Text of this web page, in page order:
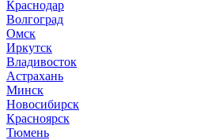
Краснодар
Волгоград
Омск
Иркутск
Владивосток
Астрахань
Минск
Новосибирск
Красноярск
Тюмень